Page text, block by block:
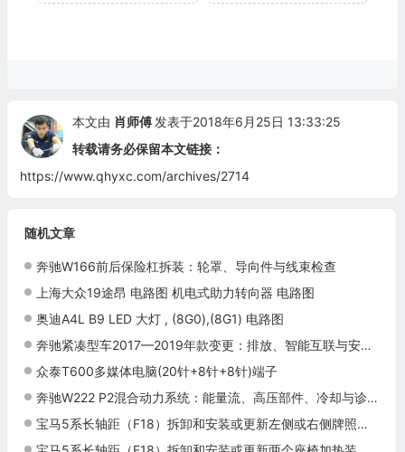
本文由 肖师傅 发表于2018年6月25日 13:33:25
转载请务必保留本文链接：
https://www.qhyxc.com/archives/2714
随机文章
奔驰W166前后保险杠拆装：轮罩、导向件与线束检查
上海大众19途昂 电路图 机电式助力转向器 电路图
奥迪A4L B9 LED 大灯 , (8G0),(8G1) 电路图
奔驰紧凑型车2017—2019年款变更：排放、智能互联与安全配置
众泰T600多媒体电脑(20针+8针+8针)端子
奔驰W222 P2混合动力系统：能量流、高压部件、冷却与诊断
宝马5系长轴距（F18）拆卸和安装或更新左侧或右侧牌照灯施工与复检标准